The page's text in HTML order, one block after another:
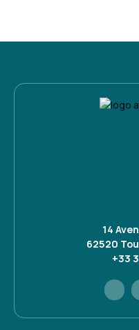
14
62520
+33